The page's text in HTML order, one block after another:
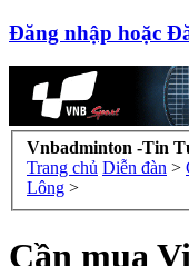
Đăng nhập hoặc
Vnbadminton -Tin
Trang chủ Diễn đàn >
Lông >
Cần mua